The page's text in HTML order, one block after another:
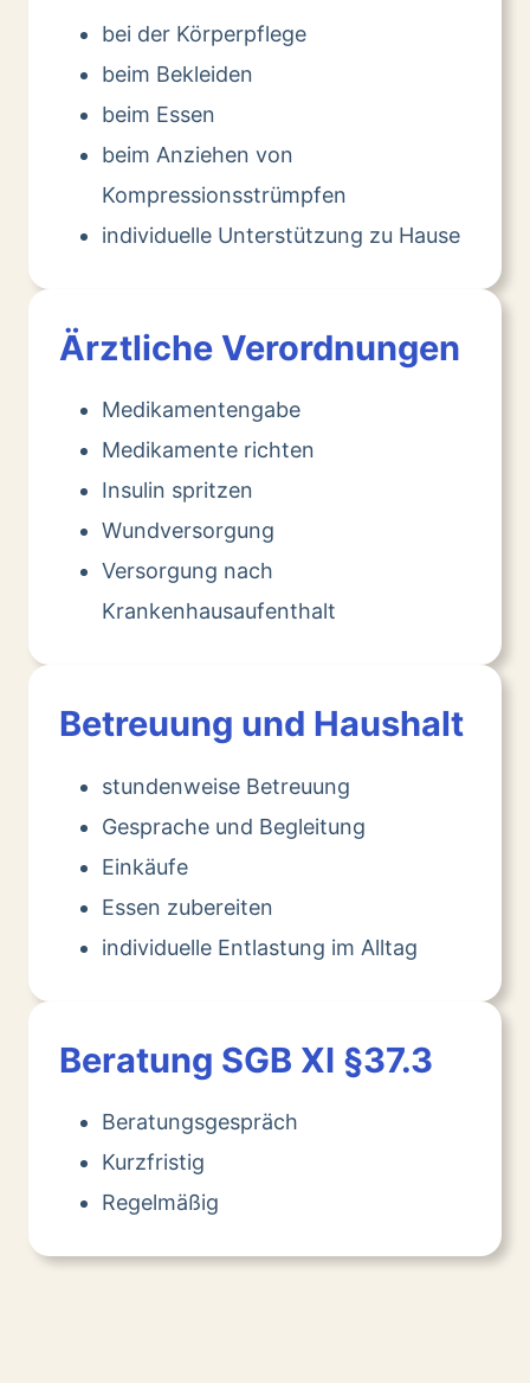
bei der Körperpflege
beim Bekleiden
beim Essen
beim Anziehen von
Kompressionsstrümpfen
individuelle Unterstützung zu Hause
Ärztliche Verordnungen
Medikamentengabe
Medikamente richten
Insulin spritzen
Wundversorgung
Versorgung nach
Krankenhausaufenthalt
Betreuung und Haushalt
stundenweise Betreuung
Gesprache und Begleitung
Einkäufe
Essen zubereiten
individuelle Entlastung im Alltag
Beratung SGB XI §37.3
Beratungsgespräch
Kurzfristig
Regelmäßig